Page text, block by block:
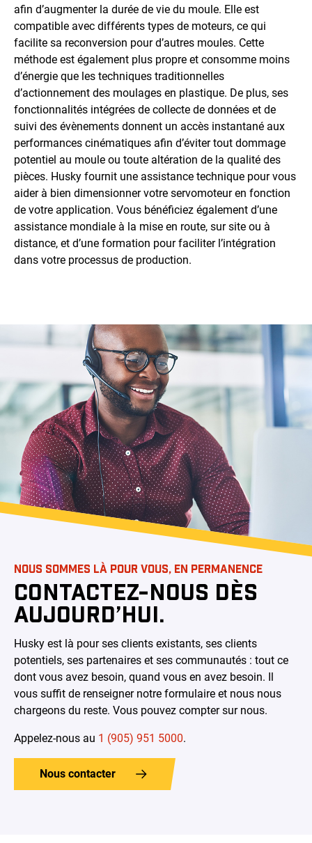
afin d’augmenter la durée de vie du moule. Elle est
compatible avec différents types de moteurs, ce qui
facilite sa reconversion pour d’autres moules. Cette
méthode est également plus propre et consomme moins
d’énergie que les techniques traditionnelles
d’actionnement des moulages en plastique. De plus, ses
fonctionnalités intégrées de collecte de données et de
suivi des évènements donnent un accès instantané aux
performances cinématiques afin d’éviter tout dommage
potentiel au moule ou toute altération de la qualité des
pièces. Husky fournit une assistance technique pour vous
aider à bien dimensionner votre servomoteur en fonction
de votre application. Vous bénéficiez également d’une
assistance mondiale à la mise en route, sur site ou à
distance, et d’une formation pour faciliter l’intégration
dans votre processus de production.
NOUS SOMMES LÀ POUR VOUS, EN PERMANENCE
CONTACTEZ-NOUS DÈS
AUJOURD’HUI.
Husky est là pour ses clients existants, ses clients
potentiels, ses partenaires et ses communautés : tout ce
dont vous avez besoin, quand vous en avez besoin. Il
vous suffit de renseigner notre formulaire et nous nous
chargeons du reste. Vous pouvez compter sur nous.
Appelez-nous au 1 (905) 951 5000.
Nous contacter